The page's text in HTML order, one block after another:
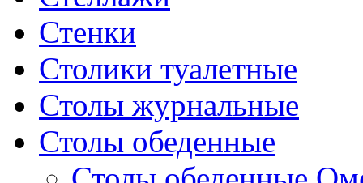
Стенки
Столики туалетные
Столы журнальные
Столы обеденные